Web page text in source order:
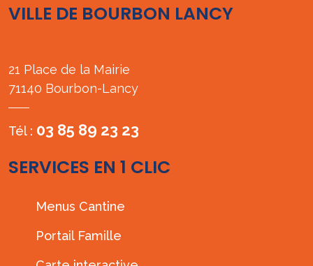
VILLE DE BOURBON LANCY
21 Place de la Mairie
71140 Bourbon-Lancy
Tél : 03 85 89 23 23
SERVICES EN 1 CLIC
Menus Cantine
Portail Famille